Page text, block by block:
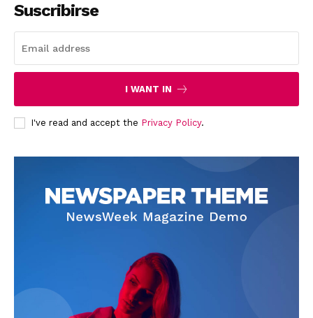
News Week
Suscribirse
I WANT IN
I've read and accept the Privacy Policy.